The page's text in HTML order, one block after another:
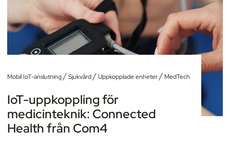
Mobil IoT-anslutning/Sjukvård/Uppkopplade enheter/ MedTech
IoT-uppkoppling för
medicinteknik: Connected
Health från Com4